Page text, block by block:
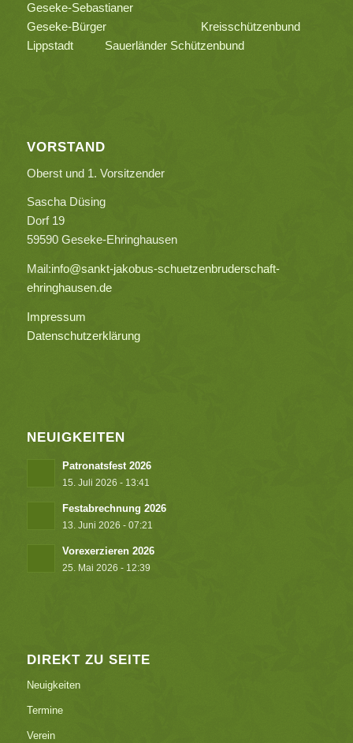
Geseke-Sebastianer
Geseke-Bürger Kreisschützenbund
Lippstadt
Sauerländer Schützenbund
VORSTAND
Oberst und 1. Vorsitzender
Sascha Düsing
Dorf 19
59590 Geseke-Ehringhausen
Mail:info@sankt-jakobus-schuetzenbruderschaft-
ehringhausen.de
Impressum
Datenschutzerklärung
NEUIGKEITEN
Patronatsfest 2026
15. Juli 2026 - 13:41
Festabrechnung 2026
13. Juni 2026 - 07:21
Vorexerzieren 2026
25. Mai 2026 - 12:39
DIREKT ZU SEITE
Neuigkeiten
Termine
Verein